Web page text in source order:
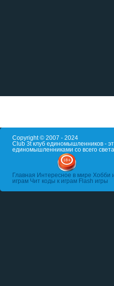
Copyright © 2007 - 2024
Club 3t клуб единомышленников -
единомышленниками со всего
Главная Интересное в мире Хобби
играм Чит коды к играм Flash игры